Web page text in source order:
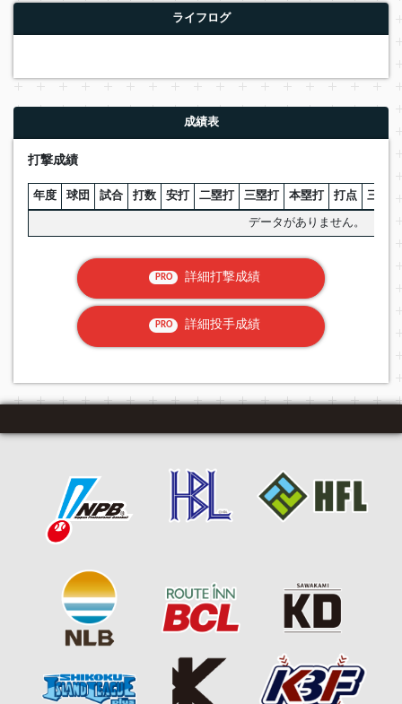
ライフログ
成績表
打撃成績
年度 球団 試合 打数 安打 二塁打 三塁打 本塁打 打点 三振
データがありません。
PRO 詳細打撃成績
PRO 詳細投手成績